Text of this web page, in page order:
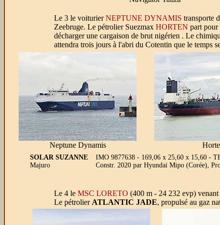
Le 3 le voiturierNEPTUNE DYNAMIS transporte
Zeebruge. Le pétrolier Suezmax HORTEN part
décharger une cargaison de brut nigérien . Le
attendra trois jours à l'abri du Cotentin que le temps
Neptune Dynamis
SOLAR SUZANNE
Majuro
IMO 9877638 - 169,06 x 25,60 x 15,60 -
Constr. 2020 par Hyundai Mipo (Corée),
Le 4 le MSC LORETO (400 m - 24 232 evp)
Le pétrolier ATLANTIC JADE, propulsé au gaz